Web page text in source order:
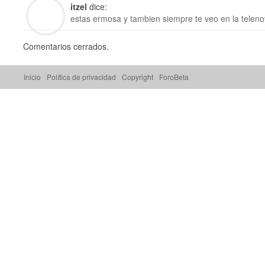
itzel dice:
estas ermosa y tambien siempre te veo en la
Comentarios cerrados.
Inicio Política de privacidad Copyright ForoBeta